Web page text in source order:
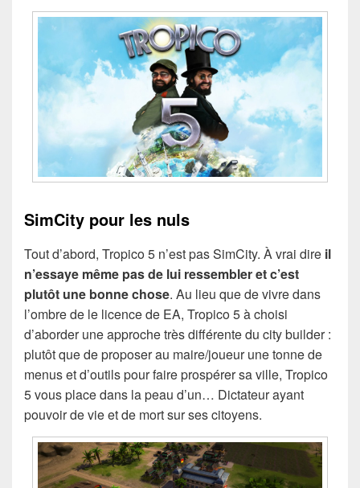
SimCity pour les nuls
Tout d’abord, Tropico 5 n’est pas SimCity. À vrai dire il
n’essaye même pas de lui ressembler et c’est
plutôt une bonne chose. Au lieu que de vivre dans
l’ombre de le licence de EA, Tropico 5 à choisi
d’aborder une approche très différente du city builder :
plutôt que de proposer au maire/joueur une tonne de
menus et d’outils pour faire prospérer sa ville, Tropico
5 vous place dans la peau d’un… Dictateur ayant
pouvoir de vie et de mort sur ses citoyens.